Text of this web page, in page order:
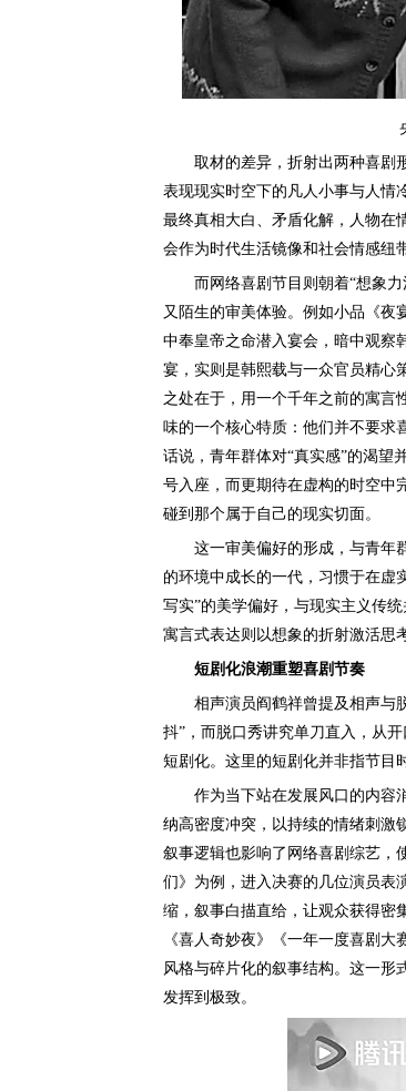
取材的差异，折射出两种喜剧形
表现现实时空下的凡人小事与人情
最终真相大白、矛盾化解，人物在
会作为时代生活镜像和社会情感纽
而网络喜剧节目则朝着“想象力
又陌生的审美体验。例如小品《夜
中奉皇帝之命潜入宴会，暗中观察
宴，实则是韩熙载与一众官员精心
之处在于，用一个千年之前的寓言
味的一个核心特质：他们并不要求
话说，青年群体对“真实感”的渴望
号入座，而更期待在虚构的时空中
碰到那个属于自己的现实切面。
这一审美偏好的形成，与青年群
的环境中成长的一代，习惯于在虚
写实”的美学偏好，与现实主义传
寓言式表达则以想象的折射激活思
短剧化浪潮重塑喜剧节奏
相声演员阎鹤祥曾提及相声与脱
抖”，而脱口秀讲究单刀直入，从
短剧化。这里的短剧化并非指节目
作为当下站在发展风口的内容消
纳高密度冲突，以持续的情绪刺激
叙事逻辑也影响了网络喜剧综艺，
们》为例，进入决赛的几位演员表
缩，叙事白描直给，让观众获得密
《喜人奇妙夜》《一年一度喜剧
风格与碎片化的叙事结构。这一形
发挥到极致。